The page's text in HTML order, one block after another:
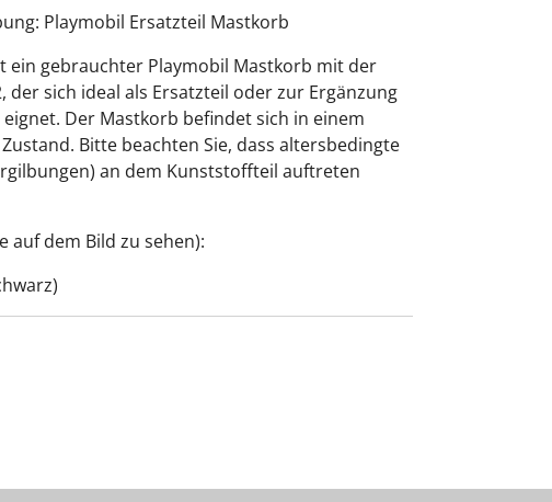
Playmobil Ersatzteil Mastkorb
ein gebrauchter Playmobil Mastkorb mit der
der sich ideal als Ersatzteil oder zur Ergänzung
Der Mastkorb befindet sich in einem
Bitte beachten Sie, dass altersbedingte
an dem Kunststoffteil auftreten
auf dem Bild zu sehen):